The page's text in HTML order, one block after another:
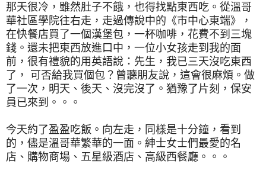
那天很冷，雖然肚子不餓，也得找點東西吃。從溫哥
華社區學院往右走，走過傳說中的《市中心東端》，
在快餐店買了一個漢堡包，一杯咖啡，花費不到三塊
錢。還未把東西放進口中，一位小女孩走到我的面
前，很有禮貌的用英語說：先生，我已三天沒吃東西
了， 可否給我買個包？曾聽朋友說，這會很麻煩。做
了一次，明天、後天、沒完沒了。猶豫了片刻，保安
員已來到。。。
今天約了盈盈吃飯。向左走，同樣是十分鐘，看到
的，儘是溫哥華繁華的一面。紳士女士們最愛的名
店、購物商場、五星級酒店、高級西餐廳。。。